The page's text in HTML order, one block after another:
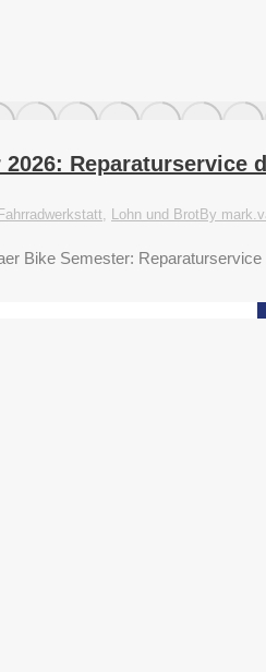
2026: Reparaturservice
Fahrradwerkstatt, Lohn und BrotBy
Bike Semester: